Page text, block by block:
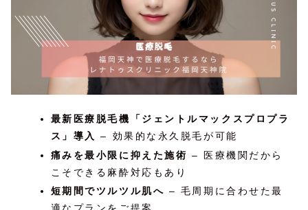
最新医療脱毛機「ジェントルマックスプロプラ
ス」導入
– 効果的な永久脱毛が可能
痛みを最小限に抑えた施術 – 医療機関だから
こそできる麻酔対応もあり
短期間でツルツル肌へ – 毛周期に合わせた最